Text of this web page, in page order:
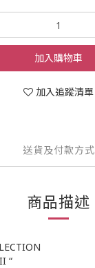
加入購物車
加入追蹤清單
送貨及付款方式
商品描述
“